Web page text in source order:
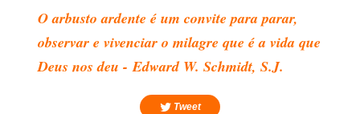
O arbusto ardente é um convite para parar,
observar e vivenciar o milagre que é a vida que
Deus nos deu -Edward W. Schmidt, S.J.
Tweet